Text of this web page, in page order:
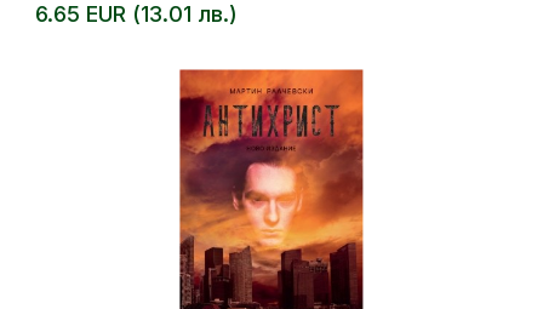
6.65 EUR (13.01 лв.)